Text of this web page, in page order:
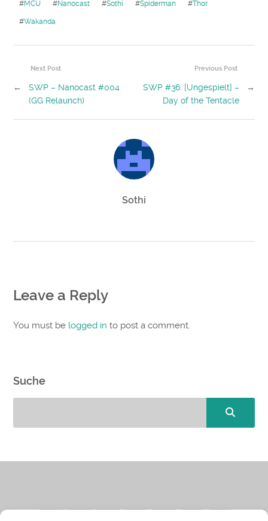
#MCU #Nanocast #Sothi #Spiderman #Thor
#Wakanda
Previous Post
SWP #36: [Ungespielt] –
Day of the Tentacle
→
Next Post
←
SWP – Nanocast #004
(GG Relaunch)
Sothi
Leave a Reply
You must be logged in to post a comment.
Suche